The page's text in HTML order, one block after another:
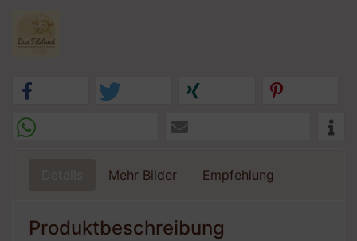
Mehr Bilder Empfehlung
Produktbeschreibung